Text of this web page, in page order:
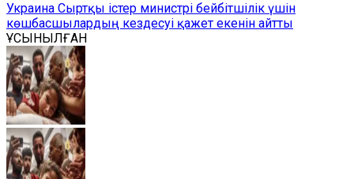
Украина Сыртқы істер министрі бейбітшілік үшін
көшбасшылардың кездесуі қажет екенін айтты
ҰСЫНЫЛҒАН